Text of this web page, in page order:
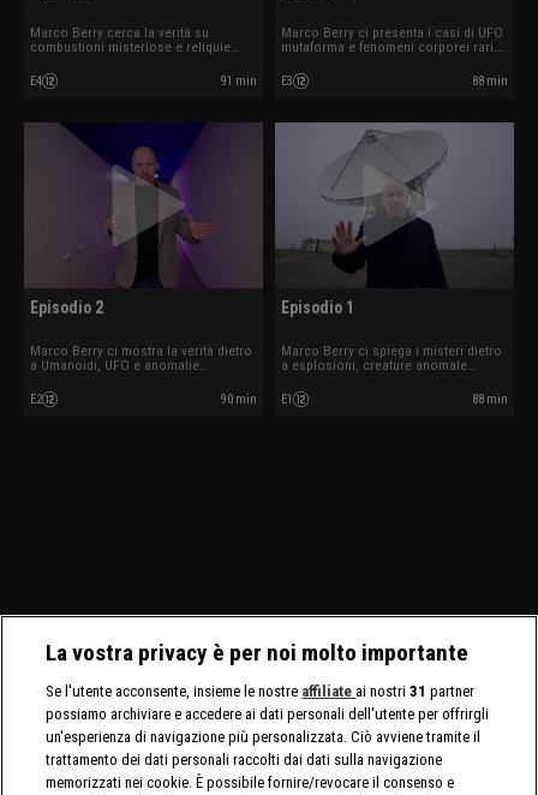
Marco Berry cerca la verità su
combustioni misteriose e reliquie
E4 91 min
Marco Berry ci presenta i casi di UFO
mutaforma e fenomeni corporei rari.
E3 88 min
Episodio 2
Marco Berry ci mostra la verità dietro
a Umanoidi, UFO e anomalie
E2 90 min
Episodio 1
Marco Berry ci spiega i misteri dietro
a esplosioni, creature anomale
E1 88 min
La vostra privacy è per noi molto importante
Se l'utente acconsente, insieme le nostre affiliate ai nostri31 partner
possiamo archiviare e accedere ai dati personali dell'utente per offrirgli
un'esperienza di navigazione più personalizzata. Ciò avviene tramite il
trattamento dei dati personali raccolti dai dati sulla navigazione
memorizzati nei cookie. È possibile fornire/revocare il consenso e